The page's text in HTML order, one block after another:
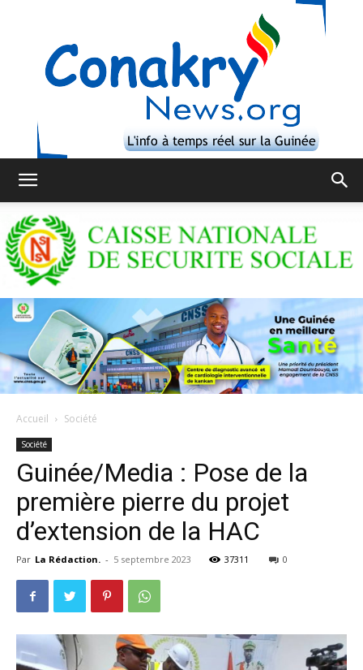
Accueil Société
Société
Guinée/Media : Pose de la
première pierre du projet
d’extension de la HAC
Par La Rédaction. - 5 septembre 2023 37311 0